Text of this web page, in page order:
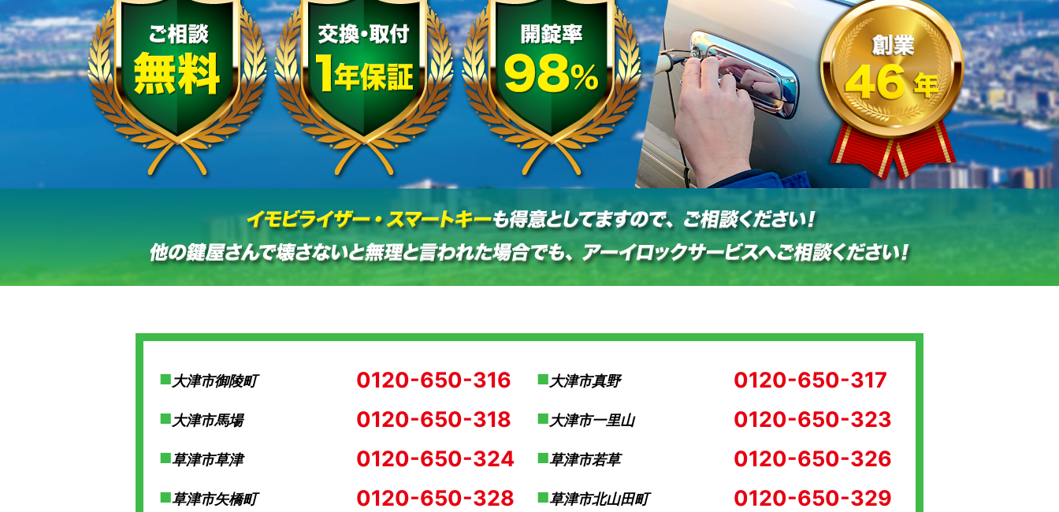
大津市御陵町 0120-650-316 大津市真野 0120-650-317
大津市馬場 0120-650-318 大津市一里山 0120-650-323
草津市草津 0120-650-324 草津市若草 0120-650-326
草津市矢橋町 0120-650-328 草津市北山田町 0120-650-329